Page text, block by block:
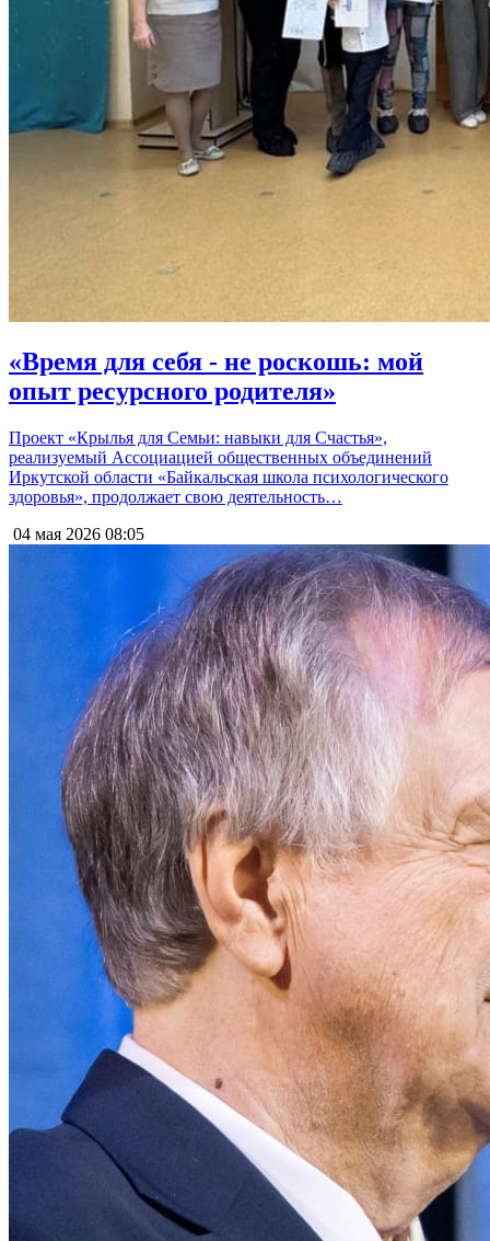
«Время для себя - не роскошь: мой
опыт ресурсного родителя»
Проект «Крылья для Семьи: навыки для Счастья»,
реализуемый Ассоциацией общественных объединений
Иркутской области «Байкальская школа психологического
здоровья», продолжает свою деятельность…
04 мая 2026 08:05